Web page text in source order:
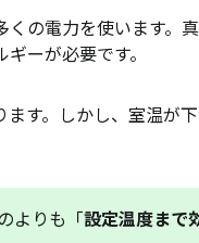
の電力を使います。
ーが必要です。
す。しかし、室温が
よりも「設定温度まで